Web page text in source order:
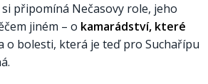
připomíná Nečasovy role, jeho
jiném – o kamarádství, které
o bolesti, která je teď pro Suchařípu